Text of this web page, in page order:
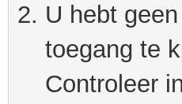
U hebt
toegang te
Controleer